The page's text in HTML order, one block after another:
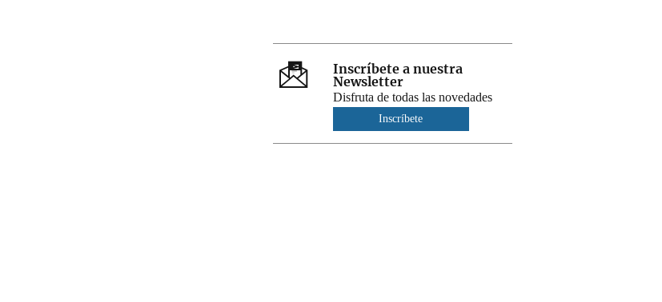
Inscríbete a nuestra
Newsletter
Disfruta de todas las novedades
Inscríbete